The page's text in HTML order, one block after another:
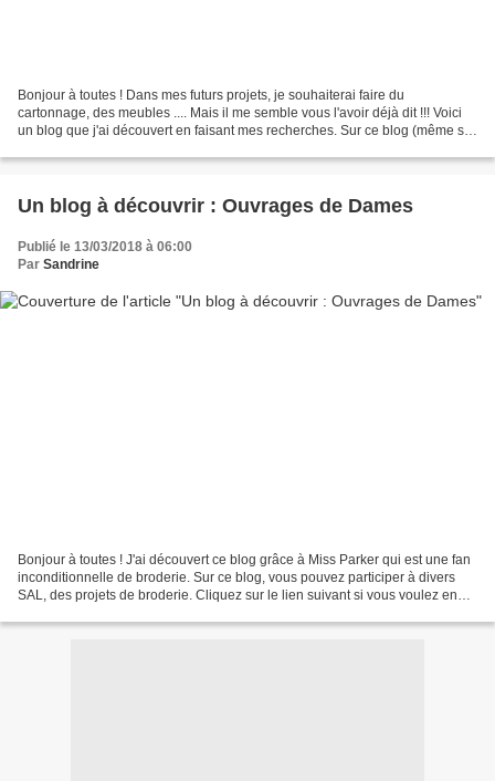
Bonjour à toutes ! Dans mes futurs projets, je souhaiterai faire du
cartonnage, des meubles .... Mais il me semble vous l'avoir déjà dit !!! Voici
un blog que j'ai découvert en faisant mes recherches. Sur ce blog (même s'il
Un blog à découvrir : Ouvrages de Dames
Publié le 13/03/2018 à 06:00
Par Sandrine
Bonjour à toutes ! J'ai découvert ce blog grâce à Miss Parker qui est une fan
inconditionnelle de broderie. Sur ce blog, vous pouvez participer à divers
SAL, des projets de broderie. Cliquez sur le lien suivant si vous voulez en